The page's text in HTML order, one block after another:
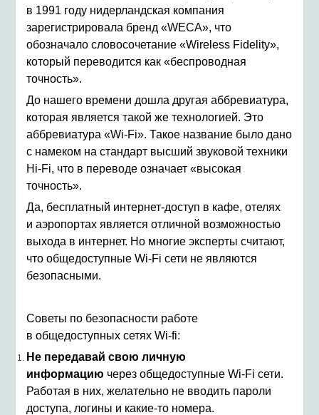
в 1991 году нидерландская компания
зарегистрировала бренд «WECA», что
обозначало словосочетание «Wireless Fidelity»,
который переводится как «беспроводная
точность».
До нашего времени дошла другая аббревиатура,
которая является такой же технологией. Это
аббревиатура «Wi-Fi». Такое название было дано
с намеком на стандарт высший звуковой техники
Hi-Fi, что в переводе означает «высокая
точность».
Да, бесплатный интернет-доступ в кафе, отелях
и аэропортах является отличной возможностью
выхода в интернет. Но многие эксперты считают,
что общедоступные Wi-Fi сети не являются
безопасными.
Советы по безопасности работе
в общедоступных сетях Wi-fi:
Не передавай свою личную
информацию через общедоступные Wi-Fi сети.
Работая в них, желательно не вводить пароли
доступа, логины и какие-то номера.